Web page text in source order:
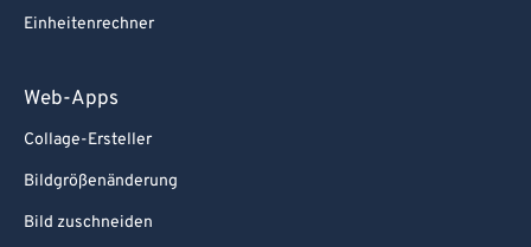
Einheitenrechner
Web-Apps
Collage-Ersteller
Bildgrößenänderung
Bild zuschneiden